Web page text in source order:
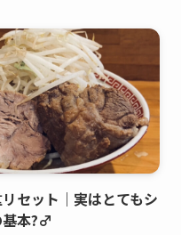
セット｜実はとてもシ
基本?‍♂️